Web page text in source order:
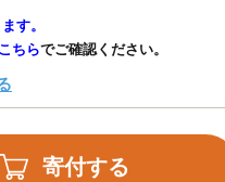
す。
ちらでご確認ください。
寄付する